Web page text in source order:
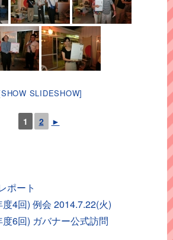
SLIDESHOW]
1 2 ►
ポート
4回) 例会 2014.7.22(火)
6回) ガバナー公式訪問